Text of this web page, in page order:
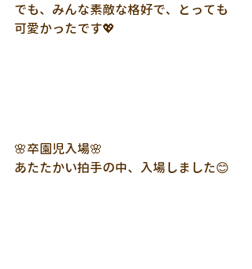
でも、みんな素敵な格好で、とっても
可愛かったです💖
🌸卒園児入場🌸
あたたかい拍手の中、入場しました😊